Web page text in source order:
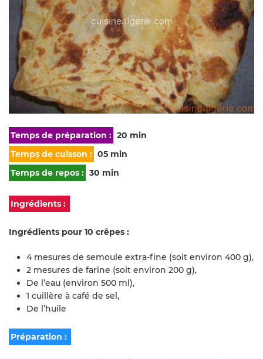
Temps de préparation : 20 min
Temps de cuisson : 05 min
Temps de repos : 30 min
Ingrédients :
Ingrédients pour 10 crêpes :
4 mesures de semoule extra-fine (soit environ 400 g),
2 mesures de farine (soit environ 200 g),
De l’eau (environ 500 ml),
1 cuillère à café de sel,
De l’huile
Préparation :